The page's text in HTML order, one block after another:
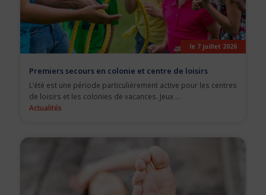
le 7 juillet 2026
Premiers secours en colonie et centre de loisirs
L’été est une période particulièrement active pour les centres
de loisirs et les colonies de vacances. Jeux ...
Actualités